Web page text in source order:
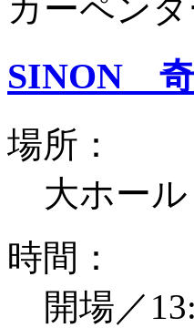
カーペン
SINON
場所：
大ホール
時間：
開場／